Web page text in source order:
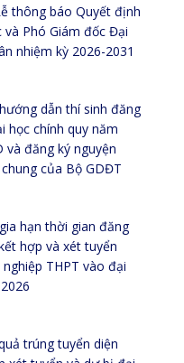
thông báo Quyết định
và Phó Giám đốc Đại
nhiệm kỳ 2026-2031
dẫn thí sinh đăng
học chính quy năm
và đăng ký nguyện
của Bộ GDĐT
hạn thời gian đăng
hợp và xét tuyển
THPT vào đại
trúng tuyển diện